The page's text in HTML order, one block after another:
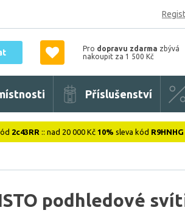
Pro dopravu zdarma zbývá
nakoupit za 1 500 Kč
Příslušenství
2c43RR :: nad 20 000 Kč 10% sleva kód R9HNHG
podhledové